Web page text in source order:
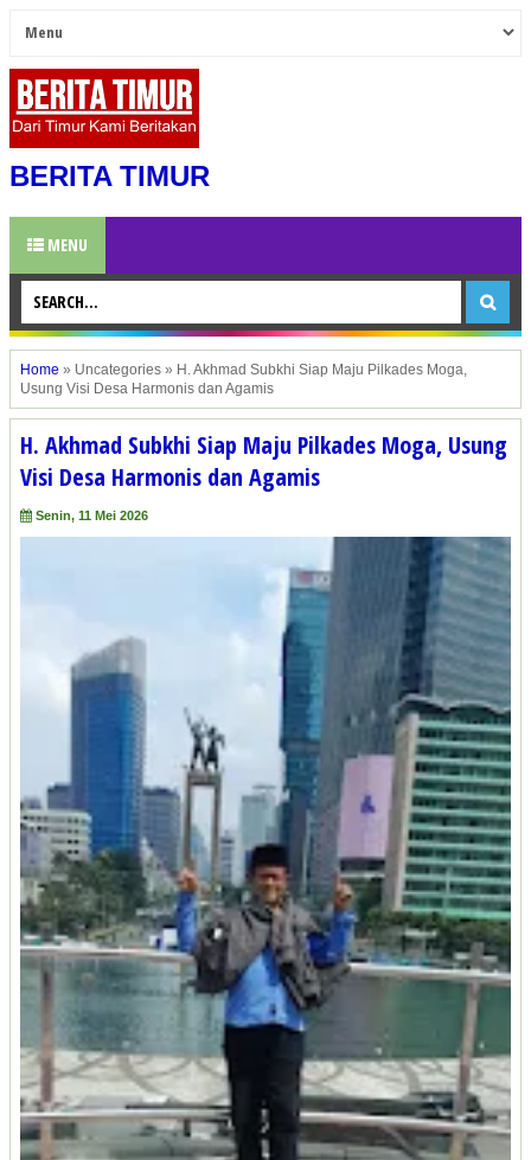
BERITA TIMUR
MENU
Home » Uncategories » H. Akhmad Subkhi Siap Maju Pilkades Moga,
Usung Visi Desa Harmonis dan Agamis
H. Akhmad Subkhi Siap Maju Pilkades Moga, Usung
Visi Desa Harmonis dan Agamis
Senin, 11 Mei 2026